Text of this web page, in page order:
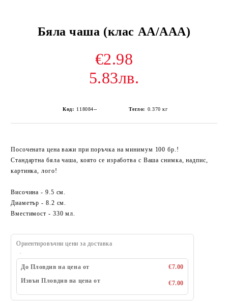
Бяла чаша (клас AА/ААА)
€2.98
5.83лв.
Код: 118084-- Тегло: 0.370 кг
Посочената цена важи при поръчка на минимум 100 бр.!
Стандартна бяла чаша, която се изработва с Ваша снимка, надпис,
картинка, лого!
Височина - 9.5 см.
Диаметър - 8.2 см.
Вместимост - 330 мл.
Ориентировъчни цени за доставка
До Пловдив на цена от
€7.00
Извън Пловдив на цена от
€7.00